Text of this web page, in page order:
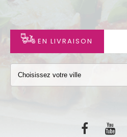
VOTRE COMPTE
NOTRE RESTAURANT
VOS AVIS
EN LIVRAISON